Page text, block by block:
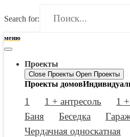
Search for:
меню
Проекты
Close Проекты Open Проекты
Проекты домов
1 1 + антресоль 1
Баня
Беседка
Чердачная односкатная